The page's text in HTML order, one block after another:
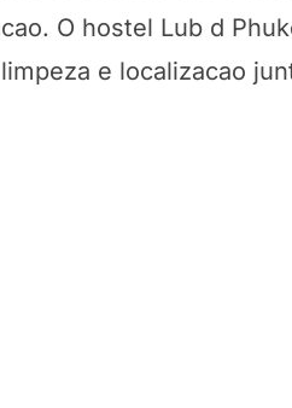
O hostel Lub d
e localizacao